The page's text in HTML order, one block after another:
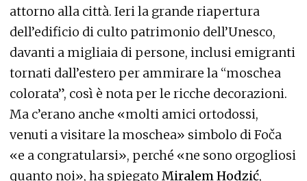
attorno alla città. Ieri la grande riapertura
dell’edificio di culto patrimonio dell’Unesco,
davanti a migliaia di persone, inclusi emigranti
tornati dall’estero per ammirare la “moschea
colorata”, così è nota per le ricche decorazioni.
Ma c’erano anche «molti amici ortodossi,
venuti a visitare la moschea» simbolo di Foča
«e a congratularsi», perché «ne sono orgogliosi
quanto noi», ha spiegato Miralem Hodzić,